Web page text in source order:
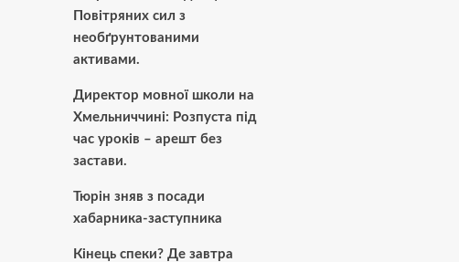
Повітряних сил з
необґрунтованими
активами.
Директор мовної школи на
Хмельниччині: Розпуста під
час уроків – арешт без
застави.
Тюрін зняв з посади
хабарника-заступника
Кінець спеки? Де завтра